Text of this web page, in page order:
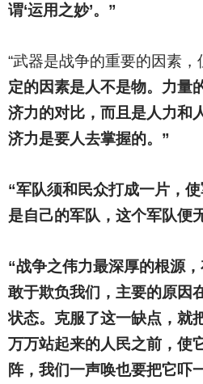
谓‘运用之妙’。”
“武器是战争的重要的因素，
定的因素是人不是物。力量
济力的对比，而且是人力和
济力是要人去掌握的。”
“军队须和民众打成一片，
是自己的军队，这个军队便
“战争之伟力最深厚的根源
敢于欺负我们，主要的原因
状态。克服了这一缺点，就
万万站起来的人民之前，使
阵，我们一声唤也要把它吓